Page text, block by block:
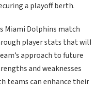
a playoff berth.
Miami Dolphins match
player stats that will
approach to future
and weaknesses
teams can enhance their